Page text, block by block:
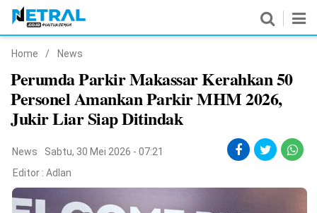
Nasional
Pemerintahan
Home / News
Perumda Parkir Makassar Kerahkan 50
Personel Amankan Parkir MHM 2026,
Jukir Liar Siap Ditindak
News
Sabtu, 30 Mei 2026 - 07:21
Editor : Adlan